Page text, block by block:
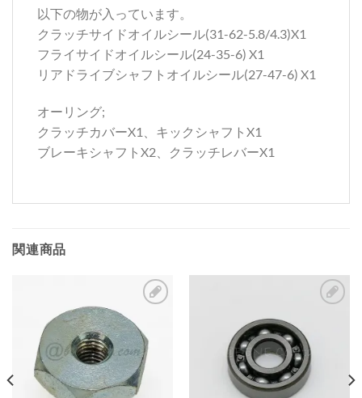
以下の物が入っています。
クラッチサイドオイルシール(31-62-5.8/4.3)X1
フライサイドオイルシール(24-35-6) X1
リアドライブシャフトオイルシール(27-47-6) X1
オーリング;
クラッチカバーX1、キックシャフトX1
ブレーキシャフトX2、クラッチレバーX1
関連商品
気
に
入